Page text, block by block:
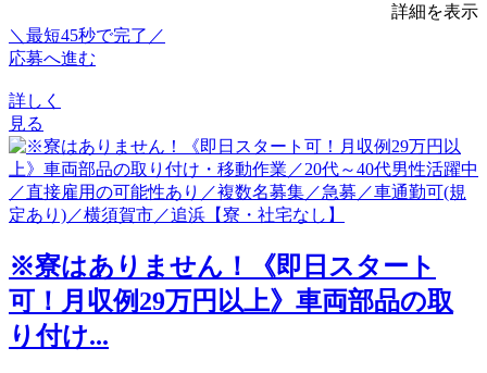
詳細を表示
＼最短45秒で完了／
応募へ進む
詳しく
見る
※寮はありません！《即日スタート
可！月収例29万円以上》車両部品の取
り付け...